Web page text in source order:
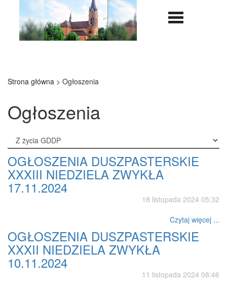
Nawigazja
rozwijana
Strona główna > Ogłoszenia
Ogłoszenia
OGŁOSZENIA DUSZPASTERSKIE
XXXIII NIEDZIELA ZWYKŁA
17.11.2024
18 listopada 2024 05:32
Czytaj więcej ...
OGŁOSZENIA DUSZPASTERSKIE
XXXII NIEDZIELA ZWYKŁA
10.11.2024
11 listopada 2024 08:46